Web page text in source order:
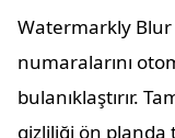
Watermarkly Blur
numaralarını
bulanıklaştırır.
gizliliği ön planda